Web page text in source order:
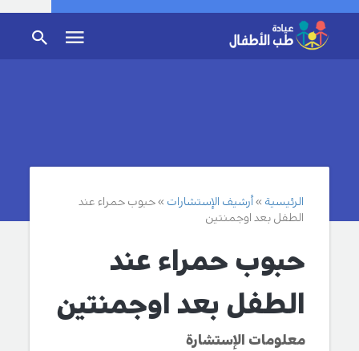
الرئيسية أرشيف الإستشارات
حبوب حمراء عند
الطفل بعد اوجمنتين
حبوب حمراء عند
الطفل بعد اوجمنتين
معلومات الإستشارة